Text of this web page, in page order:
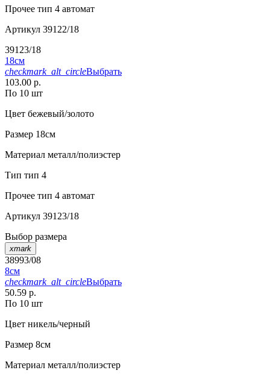
Прочее тип 4 автомат
Артикул 39122/18
39123/18
18см
checkmark_alt_circleВыбрать
103.00 р.
По 10 шт
Цвет бежевый/золото
Размер 18см
Материал металл/полиэстер
Тип тип 4
Прочее тип 4 автомат
Артикул 39123/18
Выбор размера
xmark
38993/08
8см
checkmark_alt_circleВыбрать
50.59 р.
По 10 шт
Цвет никель/черный
Размер 8см
Материал металл/полиэстер